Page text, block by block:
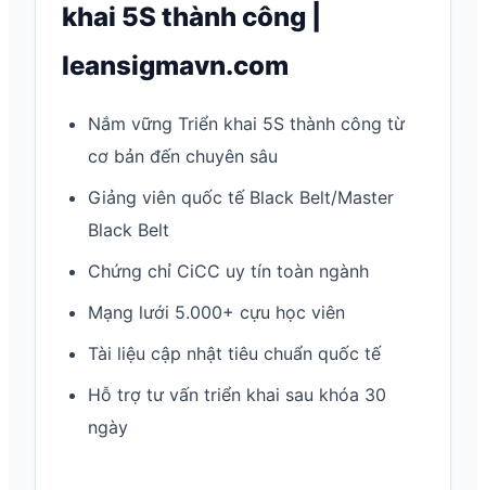
khai 5S thành công |
leansigmavn.com
Nắm vững Triển khai 5S thành công từ
cơ bản đến chuyên sâu
Giảng viên quốc tế Black Belt/Master
Black Belt
Chứng chỉ CiCC uy tín toàn ngành
Mạng lưới 5.000+ cựu học viên
Tài liệu cập nhật tiêu chuẩn quốc tế
Hỗ trợ tư vấn triển khai sau khóa 30
ngày